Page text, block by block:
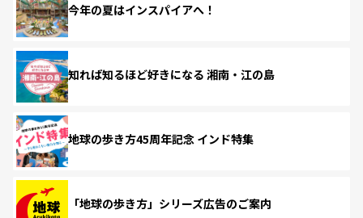
今年の夏はインスパイアへ！
知れば知るほど好きになる 湘南・江の島
地球の歩き方45周年記念 インド特集
「地球の歩き方」シリーズ広告のご案内